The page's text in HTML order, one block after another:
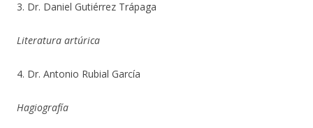
3. Dr. Daniel Gutiérrez Trápaga
Literatura artúrica
4. Dr. Antonio Rubial García
Hagiografía